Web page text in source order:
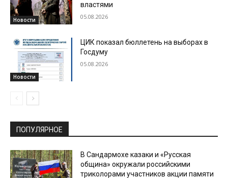
Новости
властями
05.08.2026
Новости
ЦИК показал бюллетень на выборах в
Госдуму
05.08.2026
ПОПУЛЯРНОЕ
В Сандармохе казаки и «Русская
община» окружали российскими
триколорами участников акции памяти